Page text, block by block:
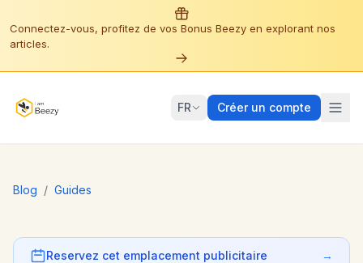
Connectez-vous, profitez de vos Bonus Beezy en explorant nos
articles.
FR Créer un compte
Blog / Guides
Reservez cet emplacement publicitaire →